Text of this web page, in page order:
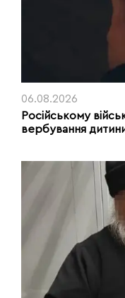
06.08.2026
Російському
вербування